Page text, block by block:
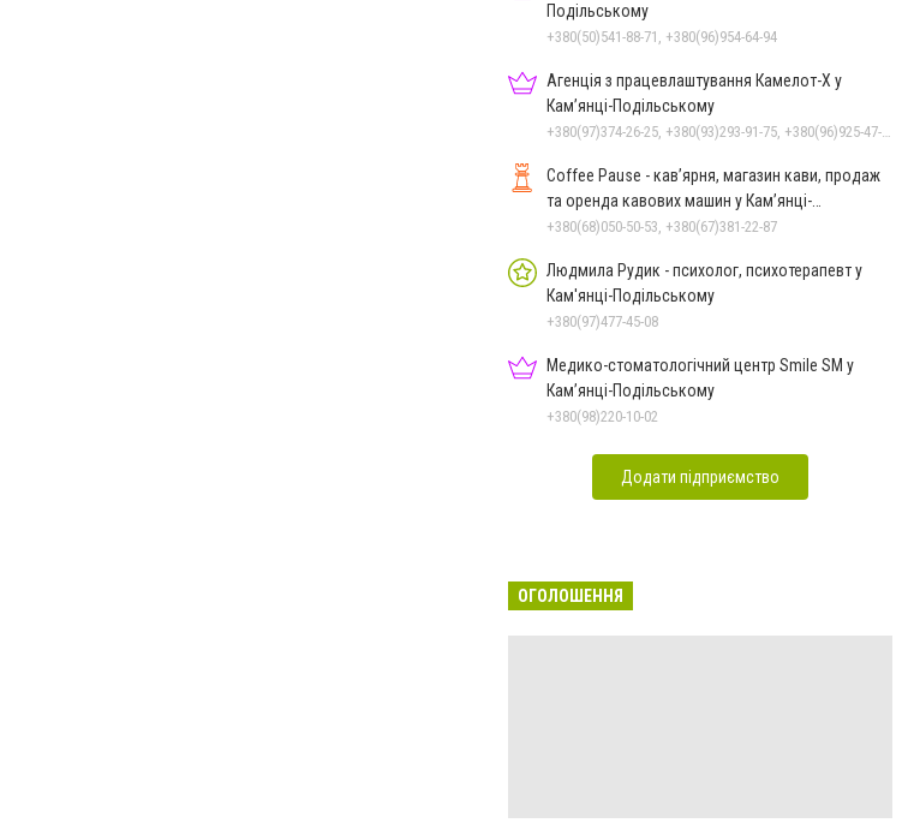
Подільському
+380(50)541-88-71, +380(96)954-64-94
Агенція з працевлаштування Камелот-Х у
Кам’янці-Подільському
+380(97)374-26-25, +380(93)293-91-75, +380(96)925-47-71, +380(73)327-54-83
Coffee Pause - кав’ярня, магазин кави, продаж
та оренда кавових машин у Кам’янці-
Подільському
+380(68)050-50-53, +380(67)381-22-87
Людмила Рудик - психолог, психотерапевт у
Кам'янці-Подільському
+380(97)477-45-08
Медико-стоматологічний центр Smile SM у
Кам’янці-Подільському
+380(98)220-10-02
Додати підприємство
ОГОЛОШЕННЯ